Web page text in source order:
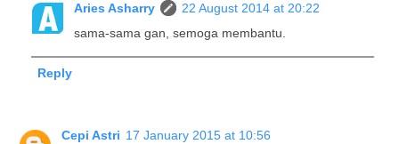
Aries Asharry
22 August 2014 at 20:22
sama-sama gan, semoga membantu.
Reply
Cepi Astri 17 January 2015 at 10:56